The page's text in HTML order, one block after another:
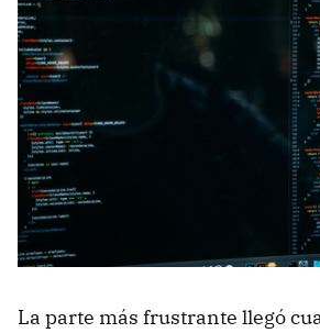
La parte más frustrante llegó